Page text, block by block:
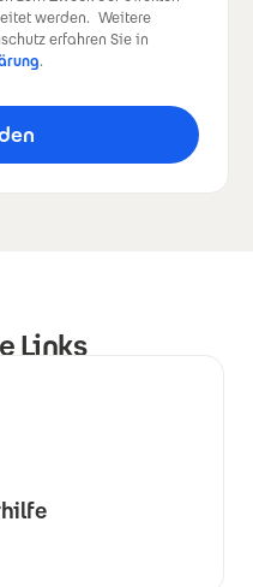
werden. Weitere
erfahren Sie in
.
Links